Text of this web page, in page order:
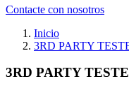
Contacte con nosotros
Inicio
3RD PARTY
3RD PARTY